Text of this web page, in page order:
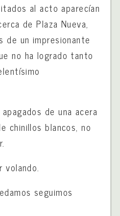
al acto aparecían
de Plaza Nueva,
de un impresionante
no ha logrado tanto
de una acera
chinillos blancos, no
volando.
seguimos